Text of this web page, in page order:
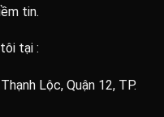
tin.
tại :
Lộc, Quận 12, TP.